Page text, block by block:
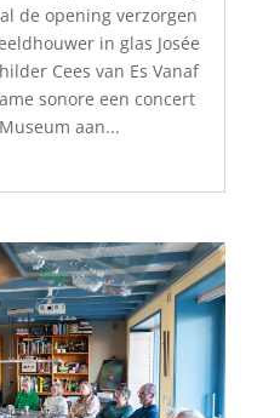
de opening verzorgen
in glas Josée
Cees van Es Vanaf
sonore een concert
aan...